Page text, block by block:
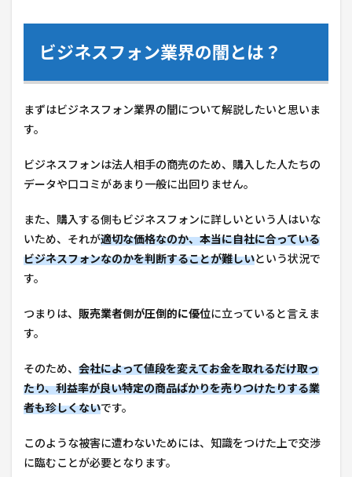
ビジネスフォン業界の闇とは？
まずはビジネスフォン業界の闇について解説したいと思いま
す。
ビジネスフォンは法人相手の商売のため、購入した人たちの
データや口コミがあまり一般に出回りません。
また、購入する側もビジネスフォンに詳しいという人はいな
いため、それが適切な価格なのか、本当に自社に合っている
ビジネスフォンなのかを判断することが難しいという状況で
す。
つまりは、 販売業者側が圧倒的に優位に立っていると言えま
す。
そのため、 会社によって値段を変えてお金を取れるだけ取っ
たり、利益率が良い特定の商品ばかりを売りつけたりする業
者も珍しくないです。
このような被害に遭わないためには、知識をつけた上で交渉
に臨むことが必要となります。